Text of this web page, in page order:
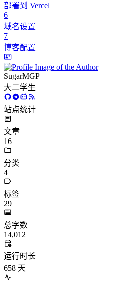
部署到 Vercel
6
域名设置
7
博客配置
SugarMGP
大二学生
站点统计
文章
16
分类
4
标签
29
总字数
14,012
运行时长
658 天